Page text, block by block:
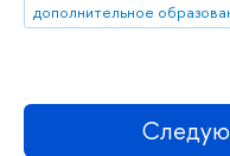
дополнительное